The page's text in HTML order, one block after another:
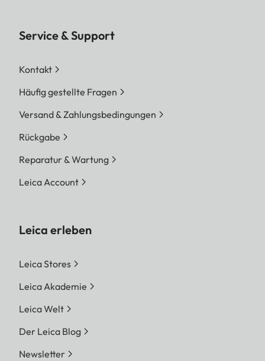
Service & Support
Kontakt
Häufig gestellte Fragen
Versand & Zahlungsbedingungen
Rückgabe
Reparatur & Wartung
Leica Account
Leica erleben
Leica Stores
Leica Akademie
Leica Welt
Der Leica Blog
Newsletter